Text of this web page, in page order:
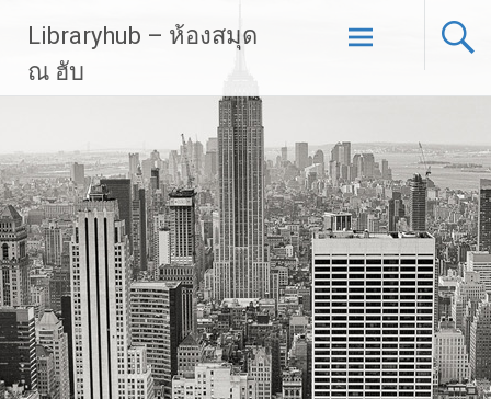
content
Libraryhub – ห้องสมุด
ณ ฮับ